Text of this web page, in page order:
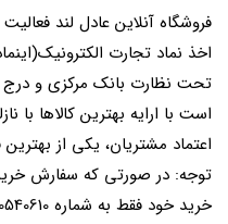
اخذ نماد تجارت
تحت نظارت بانک مرکزی و درج
است با ارایه بهترین کالاها
اعتماد مشتریان، یکی از
توجه: در صورتی که سفارش
خرید خود فقط به شماره 09170540610 پیامک دهید.